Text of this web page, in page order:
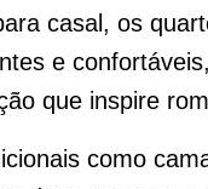
casal, os
e
que inspire
como